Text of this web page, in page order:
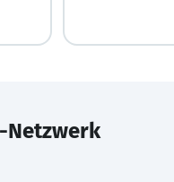
Netzwerk